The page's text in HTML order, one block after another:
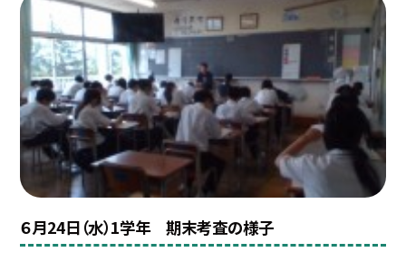
６月24日（水）1学年 期末考査の様子